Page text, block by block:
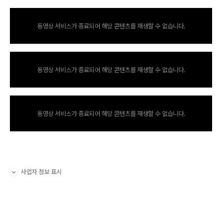
동영상 서비스가 종료되어 해당 콘텐츠를 재생할 수 없습니다.
동영상 서비스가 종료되어 해당 콘텐츠를 재생할 수 없습니다.
동영상 서비스가 종료되어 해당 콘텐츠를 재생할 수 없습니다.
사업자 정보 표시